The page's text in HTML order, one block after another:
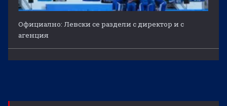
Официално: Левски се раздели с директор и с
агенция